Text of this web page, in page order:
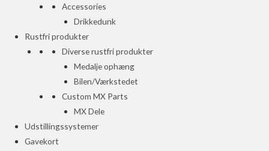
Accessories
Drikkedunk
Rustfri produkter
Diverse rustfri produkter
Medalje ophæng
Bilen/Værkstedet
Custom MX Parts
MX Dele
Udstillingssystemer
Gavekort